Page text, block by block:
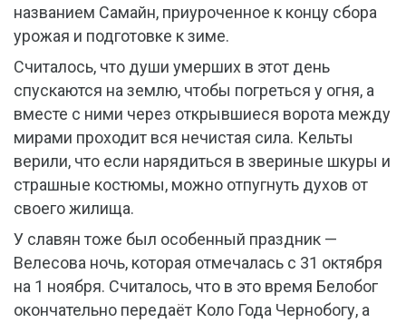
названием Самайн, приуроченное к концу сбора
урожая и подготовке к зиме.
Считалось, что души умерших в этот день
спускаются на землю, чтобы погреться у огня, а
вместе с ними через открывшиеся ворота между
мирами проходит вся нечистая сила. Кельты
верили, что если нарядиться в звериные шкуры и
страшные костюмы, можно отпугнуть духов от
своего жилища.
У славян тоже был особенный праздник —
Велесова ночь, которая отмечалась с 31 октября
на 1 ноября. Считалось, что в это время Белобог
окончательно передаёт Коло Года Чернобогу, а